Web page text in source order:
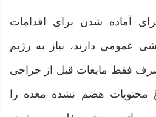
آماده شدن برای اقدامات
عمومی دارند، نیاز به رژیم
فقط مایعات قبل از جراحی
محتویات هضم نشده معده را